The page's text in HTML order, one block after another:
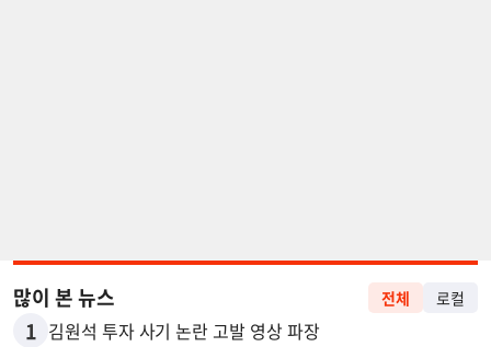
많이 본 뉴스 전체 로컬
1 김원석 투자 사기 논란 고발 영상 파장